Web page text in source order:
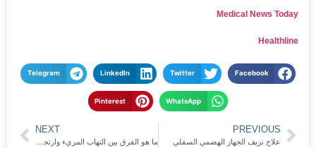
Medical News Today
Healthline
Facebook
Twitter
LinkedIn
Telegram
WhatsApp
Pinterest
PREVIOUS
علاج نزيف الجهاز الهضمي السفلي
NEXT
ما هو الفرق بين التهاب المريء وارتجاع المرئ؟